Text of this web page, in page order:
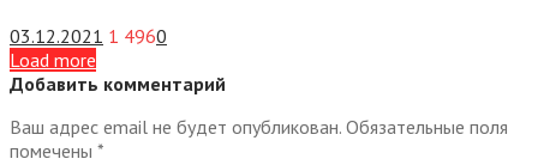
03.12.2021 1 4960
Load more
Добавить комментарий
Ваш адрес email не будет опубликован. Обязательные поля
помечены *